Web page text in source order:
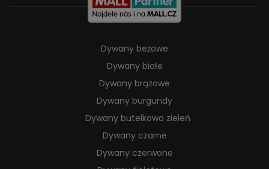
Dywany beżowe
Dywany białe
Dywany brązowe
Dywany burgundy
Dywany butelkowa zieleń
Dywany czarne
Dywany czerwone